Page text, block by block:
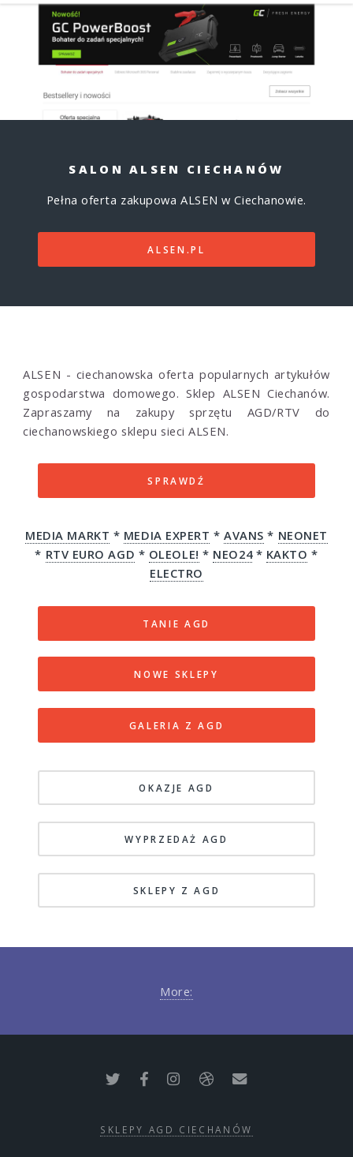
SALON ALSEN CIECHANÓW
Pełna oferta zakupowa ALSEN w Ciechanowie.
ALSEN.PL
ALSEN - ciechanowska oferta popularnych artykułów
gospodarstwa domowego. Sklep ALSEN Ciechanów.
Zapraszamy na zakupy sprzętu AGD/RTV do
ciechanowskiego sklepu sieci ALSEN.
SPRAWDŹ
MEDIA MARKT * MEDIA EXPERT *AVANS * NEONET
* RTV EURO AGD * OLEOLE! * NEO24* KAKTO *
ELECTRO
TANIE AGD
NOWE SKLEPY
GALERIA Z AGD
OKAZJE AGD
WYPRZEDAŻ AGD
SKLEPY Z AGD
More:
SKLEPY AGD CIECHANÓW